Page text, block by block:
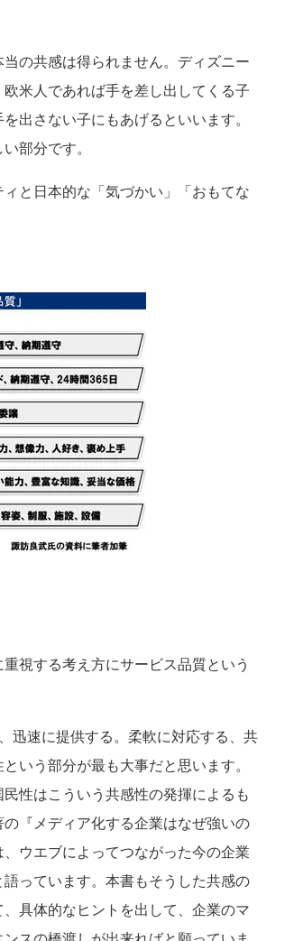
の共感は得られません。ディズニー
米人であれば手を差し出してくる子
出さない子にもあげるといいます。
部分です。
と日本的な「気づかい」「おもてな
視する考え方にサービス品質という
迅速に提供する。柔軟に対応する、共
いう部分が最も大事だと思います。
性はこういう共感性の発揮によるも
『メディア化する企業はなぜ強いの
ウエブによってつながった今の企業
っています。本書もそうした共感の
具体的なヒントを出して、企業のマ